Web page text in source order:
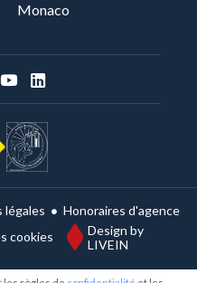
Monaco
légales
Honoraires d'agence
cookies
Design by
LIVEIN